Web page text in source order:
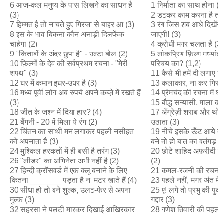
6 आज-कल मनुष्य के पास लिखने का साधन है
(3)
7 हिम्मत है तो नाचते हुए गिरजा से बाहर आ (3)
8 इस के भाव बिकना कौन अनाड़ी दिलफेंक
चाहेगा (2)
9 "किताबों के अंदर छुपा है" - उल्टा बोल (2)
10 फ़िल्मों के देव की सर्वप्रथम रचना - "मेरी
शपथ" (3)
12 घर में कमान इधर-उधर है (3)
16 मध्य पूर्वी लोग अब रुपये अपने कब्ज़े में रखते हैं
(3)
18 जीत के जश्न में दिया हार? (4)
21 बैंगनी - 20 में मिला ये रंग (2)
22 चिंतन का साथी मन लगाकर पहली नसीहत
को अपनाता है (3)
24 मुश्किल हरकतों में ही बसी है तरंग (3)
26 "लीडर" का अभिनेता अभी नहीं है (2)
27 हिन्दी क्रॉसवर्ड में एक क्लू बनाने के लिए
कितना _______ पड़ता है न, मटर खाते हैं (4)
30 सीधा हो तो बने शुल्क, उलट-फेर से अपना
मुल्क (3)
32 सहरसा ने पलटी मारकर दिखाई आखिरकार
1 निर्माता का साथ होना
2 डटकर काम करना है
3 रंग जिस शब आधे
जाएगी! (3)
4 क्रोधी मगर चलता है
5 लोकप्रिय फ़िल्म
परिचय का? (1,2)
11 कैसे भी हमें दी लगाए
13 कलाकार, ना कर
14 प्रेमचंद की रचना में
15 बौद्ध सन्यासी,
17 अँग्रेज़ी शराब और
उठाता (3)
19 नीचे इसके ऊँट आये
बने तो हो बात का
20 छोटे शाहिद
(2)
21 कमल-रजनी की
23 पहले नहीं, मगर अंत
25 ए! लगे तो प्रभु की
गद्दार (3)
28 गणेश तिवारी की